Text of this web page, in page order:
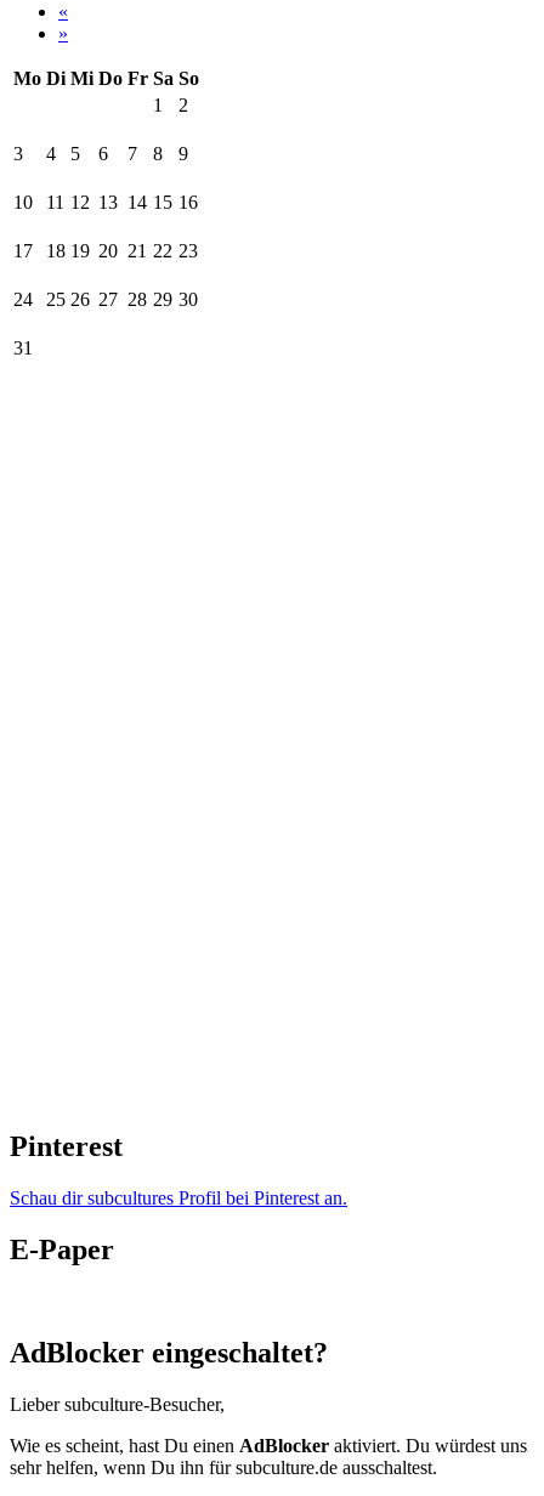
«
»
Mo Di Mi Do Fr Sa So
1
2
3 4 5 6 7 8 9
10 11 12 13 14 15 16
17 18 19 20 21 22 23
24 25 26 27 28 29 30
31
Pinterest
Schau dir subcultures Profil bei Pinterest an.
E-Paper
AdBlocker eingeschaltet?
Lieber subculture-Besucher,
Wie es scheint, hast Du einen AdBlocker aktiviert. Du würdest uns
sehr helfen, wenn Du ihn für subculture.de ausschaltest.